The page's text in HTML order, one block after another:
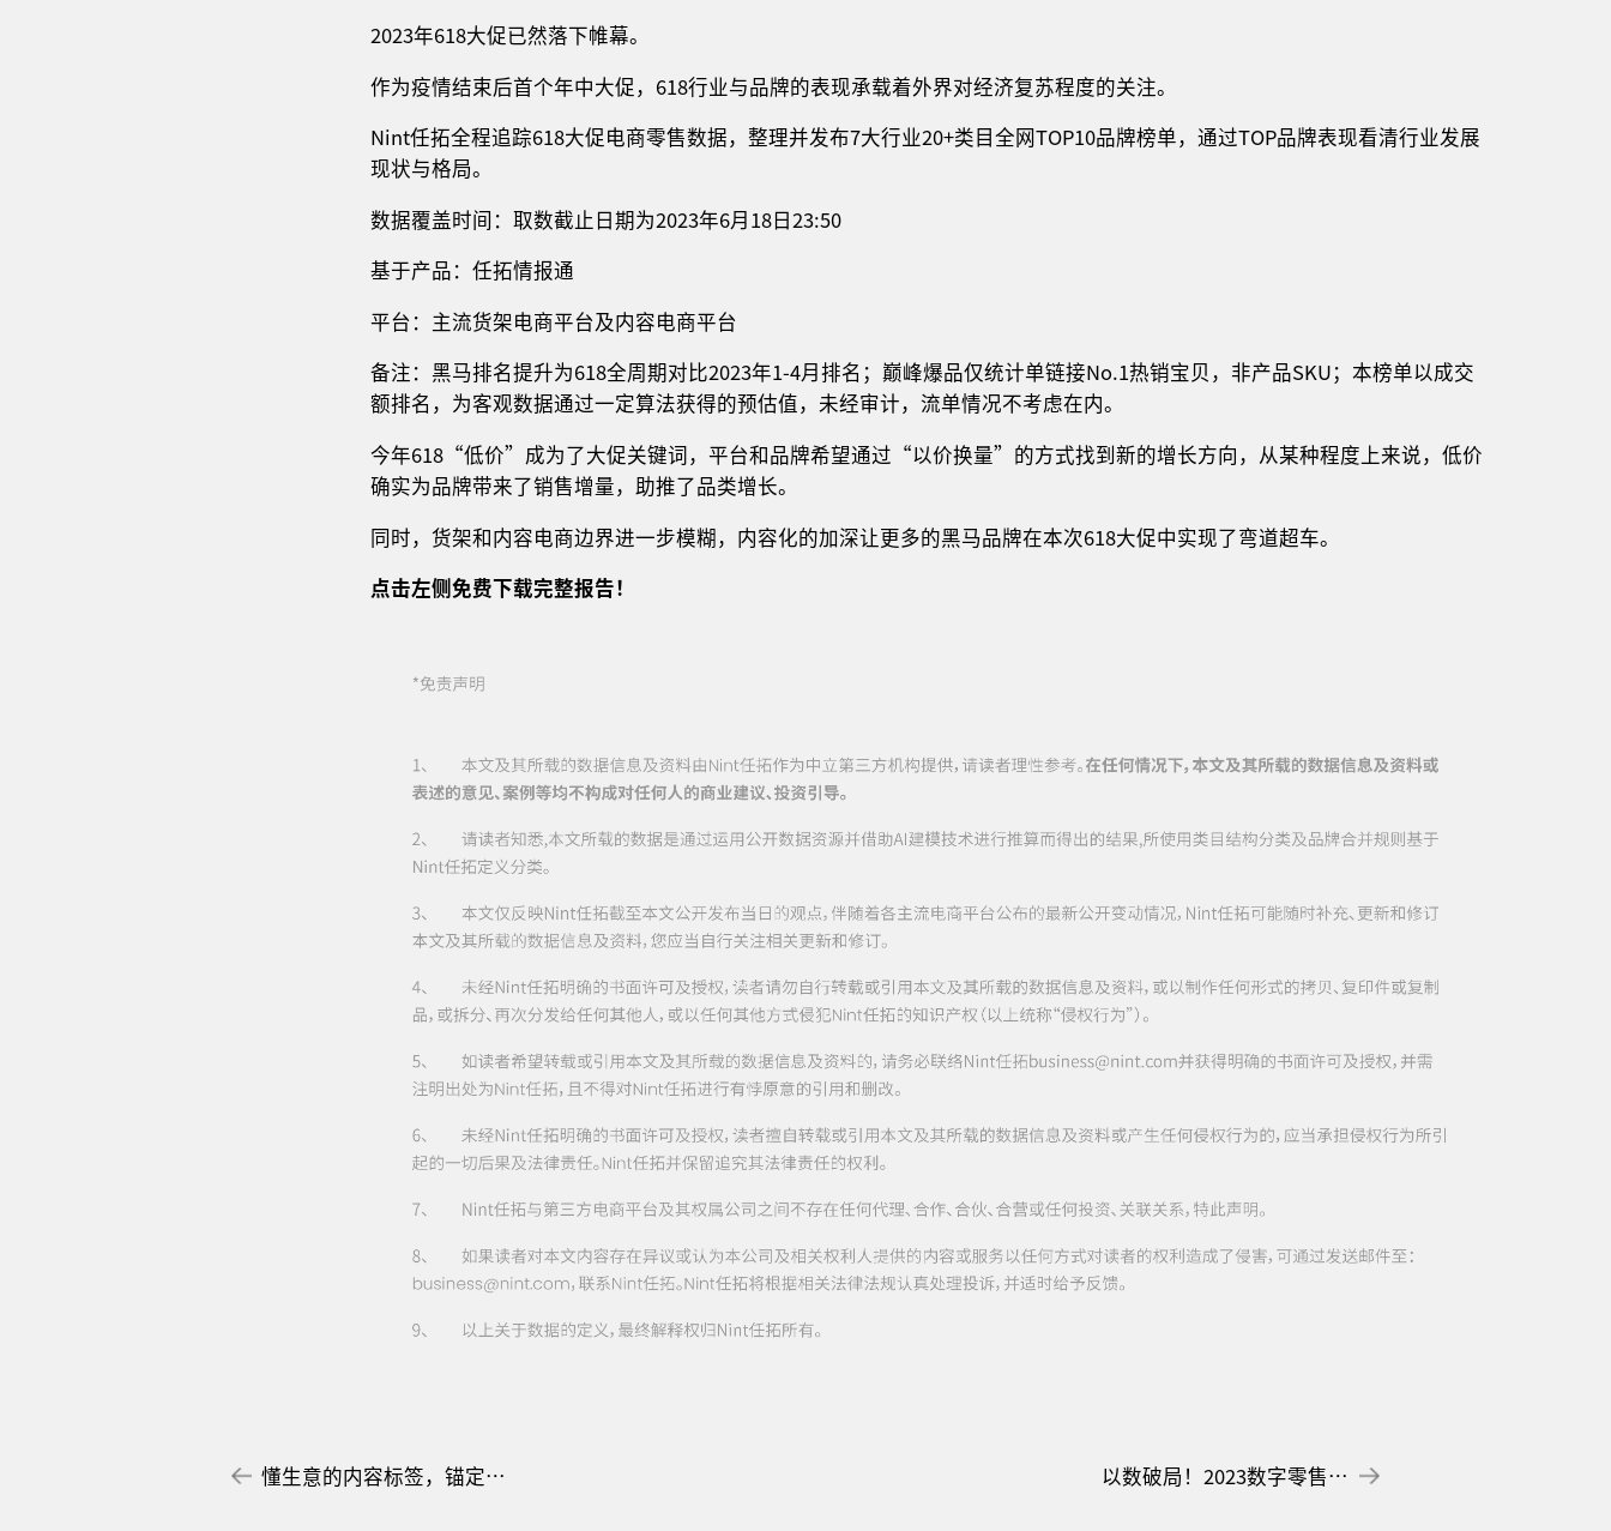
2023年618大促已然落下帷幕。
作为疫情结束后首个年中大促，618行业与品牌的表现承载着外界对经济复苏程度的关注。
Nint任拓全程追踪618大促电商零售数据，整理并发布7大行业20+类目全网TOP10品牌榜单，通过TOP品牌表现看清行业发展
现状与格局。
数据覆盖时间：取数截止日期为2023年6月18日23:50
基于产品：任拓情报通
平台：主流货架电商平台及内容电商平台
备注：黑马排名提升为618全周期对比2023年1-4月排名；巅峰爆品仅统计单链接No.1热销宝贝，非产品SKU；本榜单以成交
额排名，为客观数据通过一定算法获得的预估值，未经审计，流单情况不考虑在内。
今年618“低价”成为了大促关键词，平台和品牌希望通过“以价换量”的方式找到新的增长方向，从某种程度上来说，低价
确实为品牌带来了销售增量，助推了品类增长。
同时，货架和内容电商边界进一步模糊，内容化的加深让更多的黑马品牌在本次618大促中实现了弯道超车。
点击左侧免费下载完整报告！
懂生意的内容标签，锚定食饮增长新赛道 以数破局！2023数字零售增长白皮书